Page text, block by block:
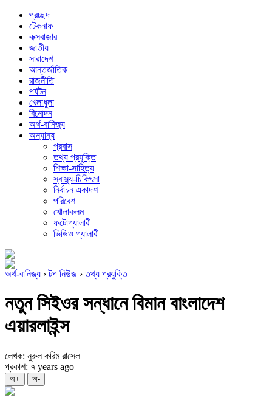
প্রচ্ছদ
টেকনাফ
কক্সবাজার
জাতীয়
সারাদেশ
আন্তর্জাতিক
রাজনীতি
পর্যটন
খেলাধুলা
বিনোদন
অর্থ-বানিজ্য
অন্যান্য
প্রবাস
তথ্য প্রযুক্তি
শিক্ষা-সাহিত্য
স্বাস্থ্য-চিকিৎসা
নির্বাচন একাদশ
পরিবেশ
খোলাকলম
ফটোগ্যালারী
ভিডিও গ্যালারী
অর্থ-বানিজ্য ›টপ নিউজ ›তথ্য প্রযুক্তি
নতুন সিইওর সন্ধানে বিমান বাংলাদেশ
এয়ারলাইন্স
লেখক: নুরুল করিম রাসেল
প্রকাশ: ৭ years ago
অ+ অ-